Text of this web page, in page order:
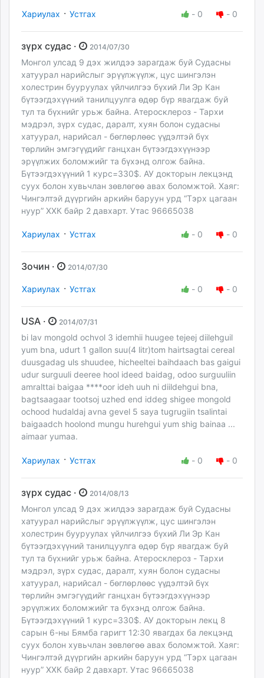
Хариулах · Устгах - 0 - 0
зүрх судас · 2014/07/30
Монгол улсад 9 дэх жилдээ зарагдаж буй Судасны
хатуурал нарийслыг эрүүлжүүлж, цус шингэлэн
холестрин бууруулах үйлчилгээ бүхий Ли Эр Кан
бүтээгдэхүүний танилцуулга өдөр бүр явагдаж буй
тул та бүхнийг урьж байна. Атеросклероз - Тархи
мэдрэл, зүрх судас, даралт, хуян болон судасны
хатуурал, нарийсал - бөглөрлөөс үүдэлтэй бүх
төрлийн эмгэгүүдийг ганцхан бүтээгдэхүүнээр
эрүүлжих боломжийг та бүхэнд олгож байна.
Бүтээгдэхүүний 1 курс=330$. АУ докторын лекцэнд
суух болон хувьчлан зөвлөгөө авах боломжтой. Хаяг:
Чингэлтэй дүүргийн аркийн баруун урд “Тэрх цагаан
нуур” ХХК байр 2 давхарт. Утас 96665038
Хариулах · Устгах - 0 - 0
Зочин · 2014/07/30
Хариулах · Устгах - 0 - 0
USA · 2014/07/31
bi lav mongold ochvol 3 idemhii huugee tejeej diilehguil
yum bna, udurt 1 gallon suu(4 litr)tom hairtsagtai cereal
duusgadag uls shuudee, hicheeltei baihdaach bas gaigui
udur surguuli deeree hool ideed baidag, odoo surguuliin
amralttai baigaa ****oor ideh uuh ni diildehgui bna,
bagtsaagaar tootsoj uzhed end iddeg shigee mongold
ochood hudaldaj avna gevel 5 saya tugrugiin tsalintai
baigaadch hoolond mungu hurehgui yum shig bainaa ...
aimaar yumaa.
Хариулах · Устгах - 0 - 0
зүрх судас · 2014/08/13
Монгол улсад 9 дэх жилдээ зарагдаж буй Судасны
хатуурал нарийслыг эрүүлжүүлж, цус шингэлэн
холестрин бууруулах үйлчилгээ бүхий Ли Эр Кан
бүтээгдэхүүний танилцуулга өдөр бүр явагдаж буй
тул та бүхнийг урьж байна. Атеросклероз - Тархи
мэдрэл, зүрх судас, даралт, хуян болон судасны
хатуурал, нарийсал - бөглөрлөөс үүдэлтэй бүх
төрлийн эмгэгүүдийг ганцхан бүтээгдэхүүнээр
эрүүлжих боломжийг та бүхэнд олгож байна.
Бүтээгдэхүүний 1 курс=330$. АУ докторын лекц 8
сарын 6-ны Бямба гаригт 12:30 явагдах ба лекцэнд
суух болон хувьчлан зөвлөгөө авах боломжтой. Хаяг:
Чингэлтэй дүүргийн аркийн баруун урд “Тэрх цагаан
нуур” ХХК байр 2 давхарт. Утас 96665038